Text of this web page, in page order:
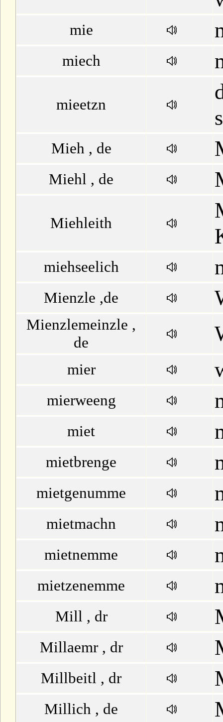
mie
miech
mieetzn
Mieh , de
Miehl , de
Miehleith
miehseelich
Mienzle ,de
Mienzlemeinzle ,
de
mier
mierweeng
miet
mietbrenge
mietgenumme
mietmachn
mietnemme
mietzenemme
Mill , dr
Millaemr , dr
Millbeitl , dr
Millich , de